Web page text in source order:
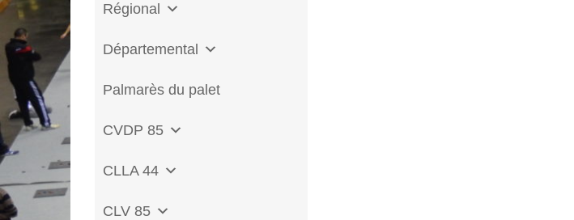
Régional
Départemental
Palmarès du palet
CVDP 85
CLLA 44
CLV 85